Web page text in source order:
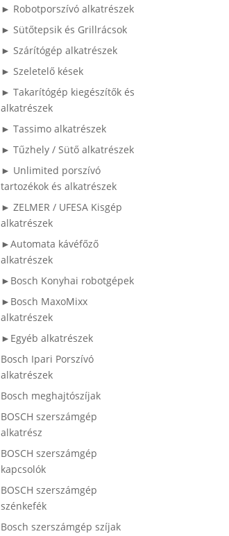
► Robotporszívó alkatrészek
► Sütőtepsik és Grillrácsok
► Szárítógép alkatrészek
► Szeletelő kések
► Takarítógép kiegészítők és
alkatrészek
► Tassimo alkatrészek
► Tűzhely / Sütő alkatrészek
► Unlimited porszívó
tartozékok és alkatrészek
► ZELMER / UFESA Kisgép
alkatrészek
►Automata kávéfőző
alkatrészek
►Bosch Konyhai robotgépek
►Bosch MaxoMixx
alkatrészek
►Egyéb alkatrészek
Bosch Ipari Porszívó
alkatrészek
Bosch meghajtószíjak
BOSCH szerszámgép
alkatrész
BOSCH szerszámgép
kapcsolók
BOSCH szerszámgép
szénkefék
Bosch szerszámgép szíjak